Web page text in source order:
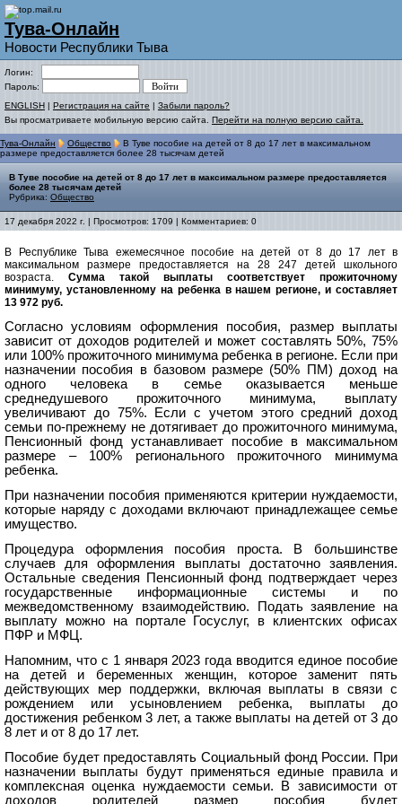
Тува-Онлайн
Новости Республики Тыва
Логин:
Пароль:
ENGLISH | Регистрация на сайте | Забыли пароль?
Вы просматриваете мобильную версию сайта. Перейти на полную версию сайта.
Тува-Онлайн Общество
В Туве пособие на детей от 8 до 17 лет в максимальном
размере предоставляется более 28 тысячам детей
В Туве пособие на детей от 8 до 17 лет в максимальном размере предоставляется
более 28 тысячам детей
Рубрика: Общество
17 декабря 2022 г. | Просмотров: 1709 | Комментариев: 0
В Республике Тыва ежемесячное пособие на детей от 8 до 17 лет в
максимальном размере предоставляется на 28 247 детей школьного
возраста. Сумма такой выплаты соответствует прожиточному
минимуму, установленному на ребенка в нашем регионе, и составляет
13 972 руб.
Согласно условиям оформления пособия, размер выплаты
зависит от доходов родителей и может составлять 50%, 75%
или 100% прожиточного минимума ребенка в регионе. Если при
назначении пособия в базовом размере (50% ПМ) доход на
одного человека в семье оказывается меньше
среднедушевого прожиточного минимума, выплату
увеличивают до 75%. Если с учетом этого средний доход
семьи по-прежнему не дотягивает до прожиточного минимума,
Пенсионный фонд устанавливает пособие в максимальном
размере – 100% регионального прожиточного минимума
ребенка.
При назначении пособия применяются критерии нуждаемости,
которые наряду с доходами включают принадлежащее семье
имущество.
Процедура оформления пособия проста. В большинстве
случаев для оформления выплаты достаточно заявления.
Остальные сведения Пенсионный фонд подтверждает через
государственные информационные системы и по
межведомственному взаимодействию. Подать заявление на
выплату можно на портале Госуслуг, в клиентских офисах
ПФР и МФЦ.
Напомним, что с 1 января 2023 года вводится единое пособие
на детей и беременных женщин, которое заменит пять
действующих мер поддержки, включая выплаты в связи с
рождением или усыновлением ребенка, выплаты до
достижения ребенком 3 лет, а также выплаты на детей от 3 до
8 лет и от 8 до 17 лет.
Пособие будет предоставлять Социальный фонд России. При
назначении выплаты будут применяться единые правила и
комплексная оценка нуждаемости семьи. В зависимости от
доходов родителей размер пособия будет